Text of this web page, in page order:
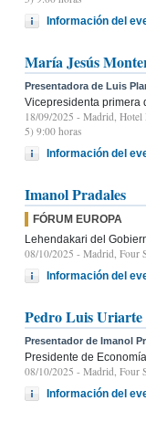
Información del
María Jesús
Presentadora de Luis
Vicepresidenta primera
18/09/2025 - Madrid, Hotel
5) 9:00 horas
Información del
Imanol Pradales
FÓRUM EUROPA
Lehendakari del
08/10/2025 - Madrid, Four
Información del
Pedro Luis Uriarte
Presentador de Imanol
Presidente de
08/10/2025 - Madrid, Four
Información del